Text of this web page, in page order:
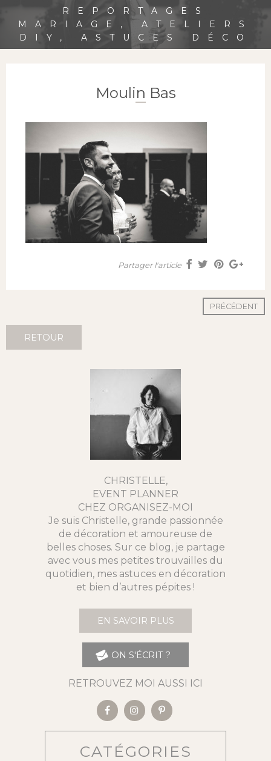
REPORTAGES
MARIAGE, ATELIERS
DIY, ASTUCES DÉCO
Moulin Bas
Partager l'article
PRÉCÉDENT
RETOUR
CHRISTELLE,
EVENT PLANNER
CHEZ ORGANISEZ-MOI
Je suis Christelle, grande passionnée
de décoration et amoureuse de
belles choses. Sur ce blog, je partage
avec vous mes petites trouvailles du
quotidien, mes astuces en décoration
et bien d’autres pépites !
EN SAVOIR PLUS
ON S'ÉCRIT ?
RETROUVEZ MOI AUSSI ICI
CATÉGORIES